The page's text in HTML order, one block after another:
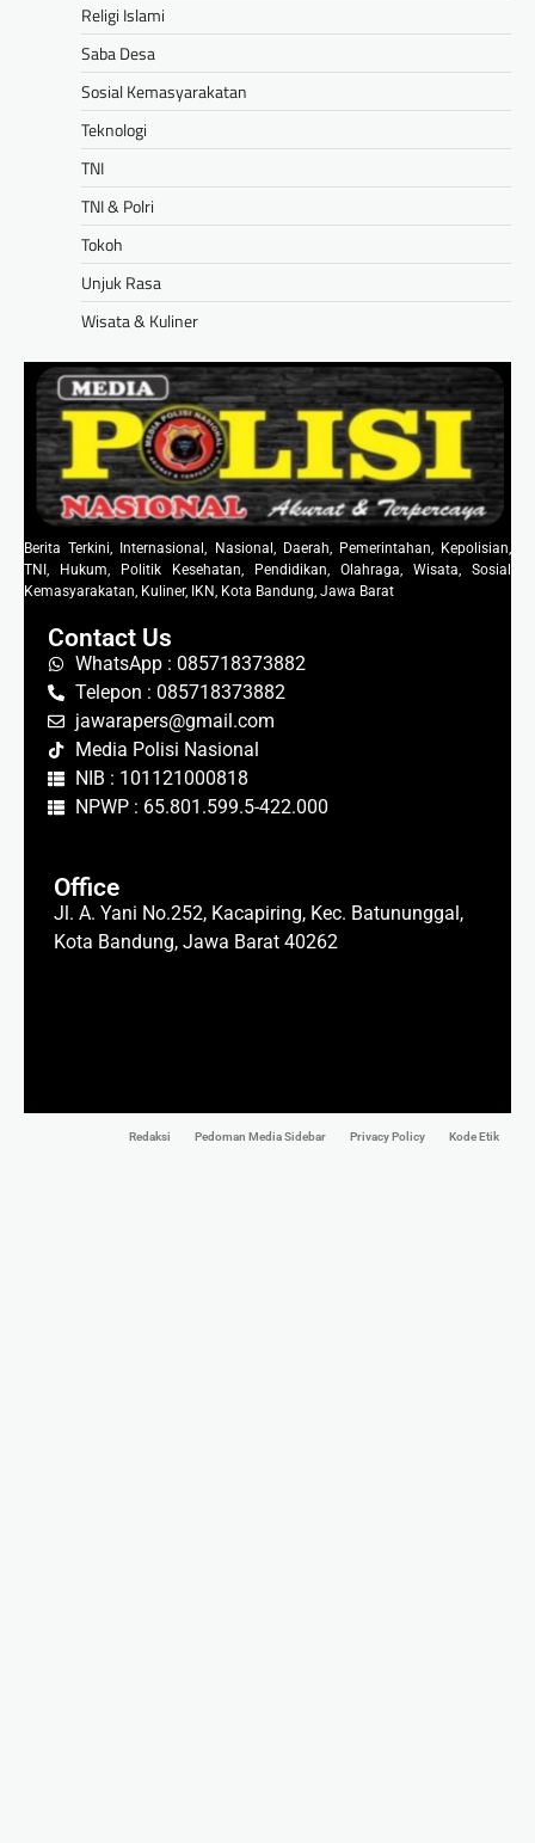
Religi Islami
Saba Desa
Sosial Kemasyarakatan
Teknologi
TNI
TNI & Polri
Tokoh
Unjuk Rasa
Wisata & Kuliner
Berita Terkini, Internasional, Nasional, Daerah, Pemerintahan, Kepolisian,
TNI, Hukum, Politik Kesehatan, Pendidikan, Olahraga, Wisata, Sosial
Kemasyarakatan, Kuliner, IKN, Kota Bandung, Jawa Barat
Contact Us
WhatsApp : 085718373882
Telepon : 085718373882
jawarapers@gmail.com
Media Polisi Nasional
NIB : 101121000818
NPWP : 65.801.599.5-422.000
Office
Jl. A. Yani No.252, Kacapiring, Kec. Batununggal,
Kota Bandung, Jawa Barat 40262
Redaksi Pedoman Media Sidebar Privacy Policy Kode Etik